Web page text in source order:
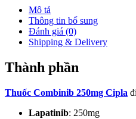
Mô tả
Thông tin bổ sung
Đánh giá (0)
Shipping & Delivery
Thành phần
Thuốc Combinib 250mg Cipla
Lapatinib: 250mg